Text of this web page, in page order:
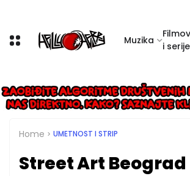
Muzika
i serije
Home UMETNOST I STRIP
Street Art Beograd